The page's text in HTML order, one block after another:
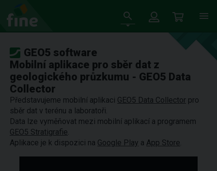
GEO5 software
Mobilní aplikace pro sběr dat z
geologického průzkumu - GEO5 Data
Collector
Představujeme mobilní aplikaci GEO5 Data Collector pro
sběr dat v terénu a laboratoři.
Data lze vyměňovat mezi mobilní aplikací a programem
GEO5 Stratigrafie.
Aplikace je k dispozici na Google Play a App Store.